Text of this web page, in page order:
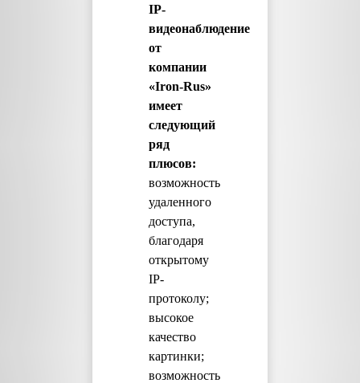
IP-
видеонаблюдение
от
компании
«Iron-Rus»
имеет
следующий
ряд
плюсов:
возможность
удаленного
доступа,
благодаря
открытому
IP-
протоколу;
высокое
качество
картинки;
возможность